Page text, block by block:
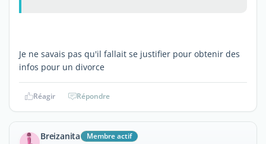
Je ne savais pas qu'il fallait se justifier pour obtenir des
infos pour un divorce
Réagir Répondre
Breizanita Membre actif